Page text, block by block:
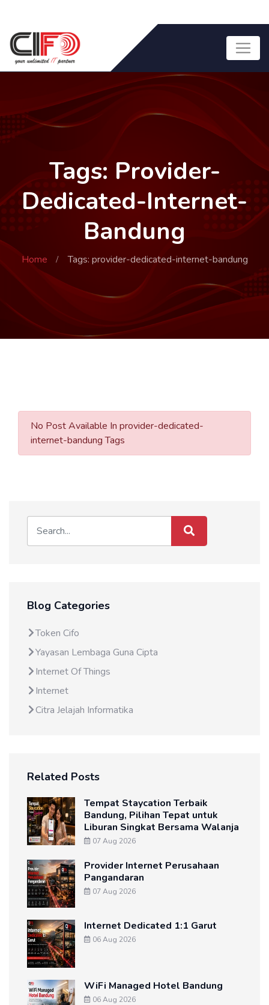
Tags: Provider-
Dedicated-Internet-
Bandung
Home Tags: provider-dedicated-internet-bandung
No Post Available In provider-dedicated-
internet-bandung Tags
Blog Categories
Token Cifo
Yayasan Lembaga Guna Cipta
Internet Of Things
Internet
Citra Jelajah Informatika
Related Posts
Tempat Staycation Terbaik
Bandung, Pilihan Tepat untuk
Liburan Singkat Bersama Walanja
07 Aug 2026
Provider Internet Perusahaan
Pangandaran
07 Aug 2026
Internet Dedicated 1:1 Garut
06 Aug 2026
WiFi Managed Hotel Bandung
06 Aug 2026